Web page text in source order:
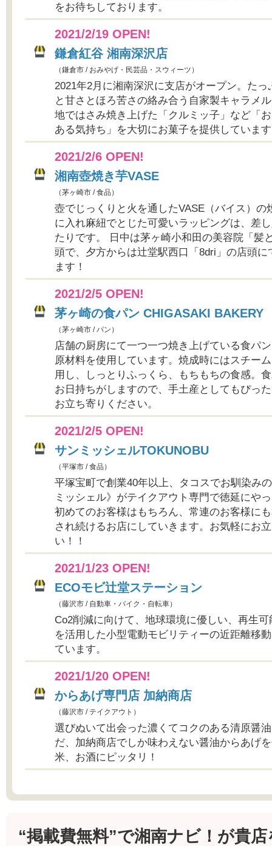
をお待ちしております。
2021/2/19 OPEN!
鎌倉紅谷 湘南深沢店
（鎌倉市 / おみやげ・民芸品・スウィーツ）
2021年2月に湘南深沢に支店がオープン。たっ
と甘さとほろ苦さの絡み合う自家製キャラメ
地ではさみ焼き上げた「クルミッ子」など「
ある気持ち」を大切にお菓子を提供していま
2021/2/6 OPEN!
湘南壺焼き芋VASE
（茅ヶ崎市 / 食品）
壺でじっくりと火を通したVASE（バイス）の
に入れ麻紐でとじた可愛いラッピングは、差
たりです。 日中は茅ヶ崎小和田の美容院「髪
頭で、夕方からは辻堂駅西口「8dri」の店頭に
ます！
2021/2/5 OPEN!
茅ヶ崎の食パン CHIGASAKI BAKERY
（茅ヶ崎市 / パン）
店舗の厨房にて一つ一つ焼き上げている食パ
原材料を使用しています。焼成時にはスチー
用し、しっとりふっくら、もちもちの食感。
お日持ちがしますので、手土産としてもぴっ
お立ち寄りください。
2021/2/5 OPEN!
サンミッシェルTOKUNOBU
（平塚市 / 食品）
平塚宝町で創業40年以上、タコスでお馴染み
ミッシェル》がテイクアウト専門で徳延にや
初めてのお客様はもちろん、常連のお客様に
され続けるお店にしていきます。お気軽にお
い！！
2021/1/23 OPEN!
ECOモビ辻堂ステーション
（藤沢市 / 自動車・バイク・自転車）
Co2削減に向けて、地球環境に優しい、再生
を活用した小型電動モビリティーの近距離移
ています。
2021/1/20 OPEN!
からあげ専門店 加納商店
（藤沢市 / テイクアウト）
選びぬいて出会った濃くてコクのある清原醤
だ、加納商店でしか味わえない醤油からあげ
米、お酒にピッタリ！
“掲載費無料”で湘南ナビ！が貴